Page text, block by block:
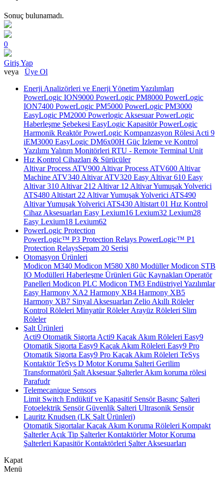
Sonuç bulunamadı.
0
Giriş Yap
veya Üye Ol
Enerji Analizörleri ve Enerji Yönetim Yazılımları
PowerLogic ION9000 PowerLogic PM8000 PowerLogic
ION7400 PowerLogic PM5000 PowerLogic PM3000
EasyLogic PM2000 Powerlogic AksesuarPowerLogic
Haberleşme Şebekesi EasyLogic KapasitörPowerLogic
Harmonik ReaktörPowerLogic Kompanzasyon Rölesi Acti 9
iEM3000 EasyLogic DM6x00H Güç İzleme ve Kontrol
Yazılımı Yalıtım Monitörleri RTU - Remote Terminal Unit
Hız Kontrol Cihazları & Sürücüler
Altivar Process ATV900 Altivar Process ATV600 Altivar
Machine ATV340 Altivar ATV320 Easy Altivar 610 Easy
Altivar 310 Altivar 212 Altivar 12 Altivar Yumuşak Yolverici
ATS480 Altistart 22 Altivar Yumuşak Yolverici ATS490
Altivar Yumuşak Yolverici ATS430 Altistart 01 Hız Kontrol
Cihaz Aksesuarları Easy Lexium16 Lexium32 Lexium28
Easy Lexium18 Lexium62
PowerLogic Protection
PowerLogic™ P3 Protection Relays PowerLogic™ P1
Protection Relays​Sepam 20 Serisi
Otomasyon Ürünleri
Modicon M340 Modicon M580 X80 ModüllerModicon STB
IO Modülleri Haberleşme Ürünleri Güç Kaynakları Operatör
Panelleri Modicon PLC Modicon TM3 Endüstriyel Yazılımlar
Easy Harmony XA2 Harmony XB4 Harmony XB5
Harmony XB7 Sinyal Aksesuarları Zelio Akıllı Röleler
Kontrol Röleleri Minyatür RölelerArayüz Röleleri Slim
Röleler
Şalt Ürünleri
Acti9 Otomatik Sigorta Acti9 Kaçak Akım Röleleri Easy9
Otomatik Sigorta Easy9 Kaçak Akım Röleleri Easy9 Pro
Otomatik Sigorta Easy9 Pro Kaçak Akım Röleleri TeSys
KontaktörTeSys D Motor Koruma Şalteri Gerilim
Transformatörü Şalt Aksesuar ŞalterlerAkım koruma rölesi
Parafudr
Telemecanique Sensors
Limit Switch Endüktif ve Kapasitif SensörBasınç Şalteri
Fotoelektrik SensörGüvenlik Şalteri Ultrasonik Sensör
Lauritz Knudsen (LK Şalt Ürünleri)
Otomatik SigortalarKaçak Akım Koruma Röleleri Kompakt
ŞalterlerAçık Tip ŞalterlerKontaktörlerMotor Koruma
Şalterleri Kapasitör Kontaktörleri Şalter Aksesuarları
Kapat
Menü